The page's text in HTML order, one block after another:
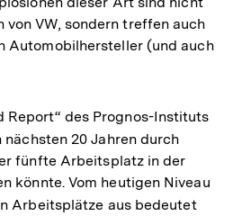
von VW, sondern treffen auch
Automobilhersteller (und auch
Report“ des Prognos-Instituts
20 Jahren durch
fünfte Arbeitsplatz in der
könnte. Vom heutigen Niveau
Arbeitsplätze aus bedeutet